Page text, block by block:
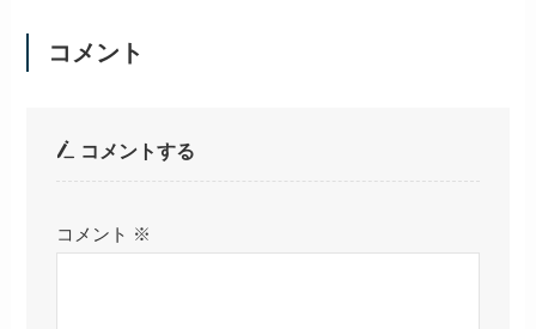
コメント
コメントする
コメント ※